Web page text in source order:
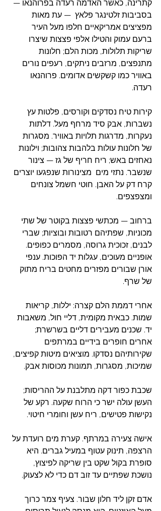
קתרינה, כאשר האדמה רעדה בפרוהנאו —
בסביבות זלטינגר פלאץ  — עת מאות
מפציצים אמריקאיים חלפו מעל העיר
ברעם עמוק והטילו אלפי פצצות שיצרו
שריקות תלולות, מכות הלם; חלונות
מתנפצים, מרזבים ניתקים, רעפים נורים
באוויר כמו קשקשים אדומים. פרוהנאו
רעדה.
קירות טיח נסדקים וקורסים, פלטות עץ
נשברות, אבק סיד מרחף מעל. דלתות
נעקרות, מדרגות תלויות באוויר. מסגרות
של חלונות עולות בלהבות צהובות; וילונות
נאחזים באש; ריח חריף של גז — צינור
שנשבר. נתזי מים  מצינורות שנפגעו יוצרים
קרח דק על האבן. חוטי חשמל צונחים
ומצפצפים.
ברחוב — מכתשי פצצות בקוטר של שתי
מכוניות, שפתיהם רטובות ובוציות; שברי
לבנים, זכוכית גרוסה, מסמרים כפופים.
אופניים מעוכים, עגלות יד הפוכות. ענפי
אורן שבורים מפזרים מחטים בריח מתוק
של שרף.
אחרי דממת הלם קצרה: יללות, קריאות
שמות. כבאית מקומית, דליי חול, משאבות
יד. שכנים מעבירים דליים בשרשרת;
אחרים חופרים בידיים במרתפים
שקירותיהם נסדקו. מוציאים מיטות קפיצים,
שמיכות, מסגרות, תמונות מכוסות אבק.
שכבת כפור דקה מתלבנת על ההריסות;
העשן עולה ישר כי הרוח שקעה. רקע של
נקישות פטישים, ריח עשן וחומרי חיטוי.
אישה צעירה במרתף. קערת מים רועדת על
הרצפה, תינוק עטוף במעיל גברים. היא
סופרת בקול שקט בין שריקה לפיצוץ,
נושכת שפתיים עד זוב דם כדי לא לצעוק.
אדם זקן ליד חלון שבור. צעיף צמר כרוך